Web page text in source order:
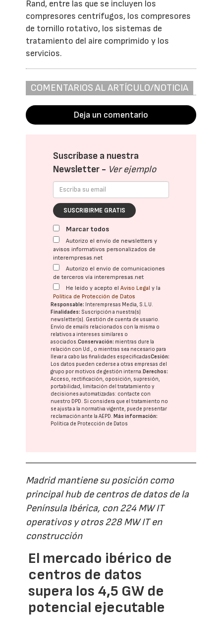
Rand, entre las que se incluyen los
compresores centrífugos, los compresores
de tornillo rotativo, los sistemas de
tratamiento del aire comprimido y los
servicios.
COMENTARIOS AL ARTÍCULO/NOTICIA
Deja un comentario
Suscríbase a nuestra
Newsletter - Ver ejemplo
SUSCRIBIRME GRATIS
Marcar todos
Autorizo el envío de newsletters y
avisos informativos personalizados de
interempresas.net
Autorizo el envío de comunicaciones
de terceros vía interempresas.net
He leído y acepto elAviso Legal y la
Política de Protección de Datos
Responsable: Interempresas Media, S.L.U.
Finalidades: Suscripción a nuestra(s)
newsletter(s). Gestión de cuenta de usuario.
Envío de emails relacionados con la misma o
relativos a intereses similares o
asociados.Conservación: mientras dure la
relación con Ud., o mientras sea necesario para
llevar a cabo las finalidades especificadasCesión:
Los datos pueden cederse a otras empresas del
grupo por motivos de gestión interna.Derechos:
Acceso, rectificación, oposición, supresión,
portabilidad, limitación del tratatamiento y
decisiones automatizadas: contacte con
nuestro DPD . Si considera que el tratamiento no
se ajusta a la normativa vigente, puede presentar
reclamación ante laAEPD .Más información:
Política de Protección de Datos
Madrid mantiene su posición como
principal hub de centros de datos de la
Península Ibérica, con 224 MW IT
operativos y otros 228 MW IT en
construcción
El mercado ibérico de
centros de datos
supera los 4,5 GW de
potencial ejecutable